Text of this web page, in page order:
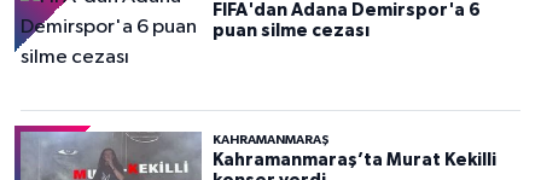
FIFA'dan Adana Demirspor'a 6
puan silme cezası
KAHRAMANMARAŞ
Kahramanmaraş’ta Murat Kekilli